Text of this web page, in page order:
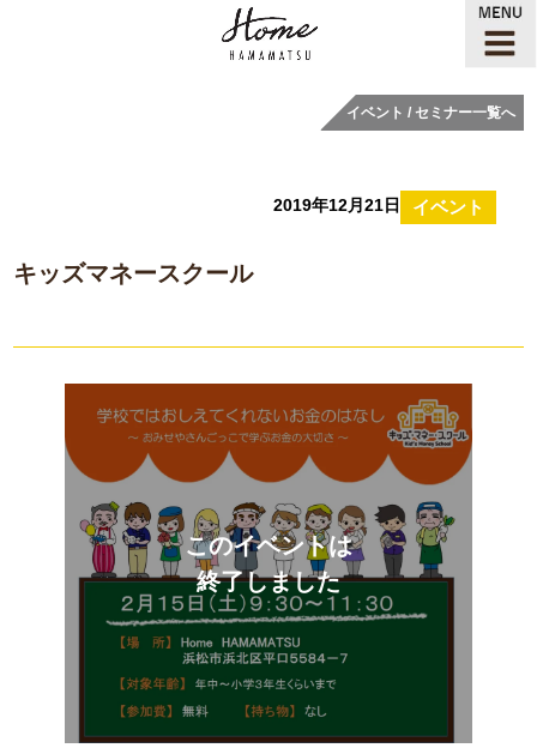
イベント / セミナー一覧へ
イベント
2019年12月21日
キッズマネースクール
このイベントは
終了しました